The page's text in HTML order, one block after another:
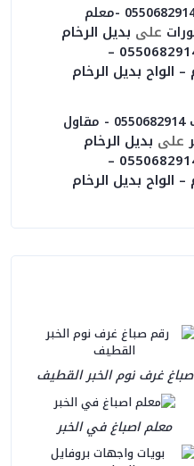
اصباغ وديكورات الخبر - ت : 0550682914 -معلم
على بديل الرخام
للجدران القطيف الخبر ت: 0550682914 –
الواح بديل الرخام
صباغ تشطيب شقق القطيف 0550682914 - مقاول
على بديل الرخام
للجدران القطيف الخبر ت: 0550682914 –
الواح بديل الرخام
صباغ غرف نوم الخبر القطيف
معلم اصباغ في الخبر